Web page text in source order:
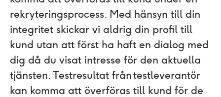
rekryteringsprocess. Med hänsyn till din
integritet skickar vi aldrig din profil till
kund utan att först ha haft en dialog med
dig då du visat intresse för den aktuella
tjänsten. Testresultat från testleverantör
kan komma att överföras till kund för de